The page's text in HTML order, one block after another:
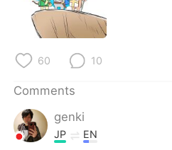
Русский
Indonesia
Türkçe
Português
60 10
Comments
genki
JP EN